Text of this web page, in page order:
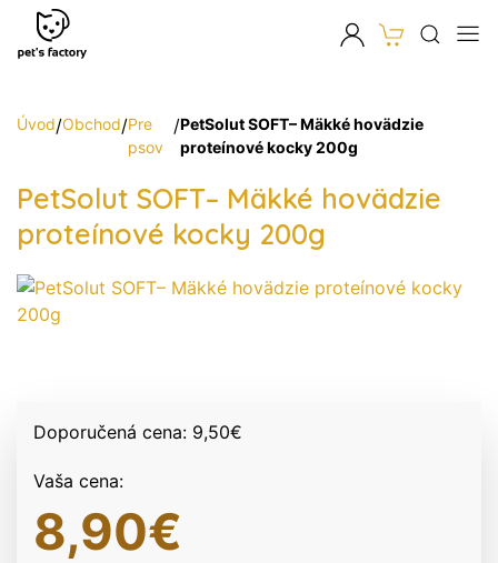
Úvod/Obchod/Pre
psov
/PetSolut SOFT– Mäkké hovädzie
proteínové kocky 200g
PetSolut SOFT– Mäkké hovädzie
proteínové kocky 200g
Doporučená cena: 9,50€
Vaša cena:
8,90€